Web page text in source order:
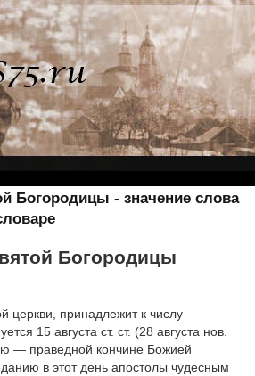
Богородицы - значение слова
Богородицы
церкви, принадлежит к числу
15 августа ст. ст. (28 августа нов.
— праведной кончине Божией
в этот день апостолы чудесным